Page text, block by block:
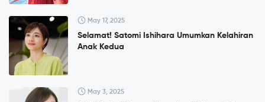
May 17, 2025
Selamat! Satomi Ishihara Umumkan Kelahiran
Anak Kedua
May 3, 2025